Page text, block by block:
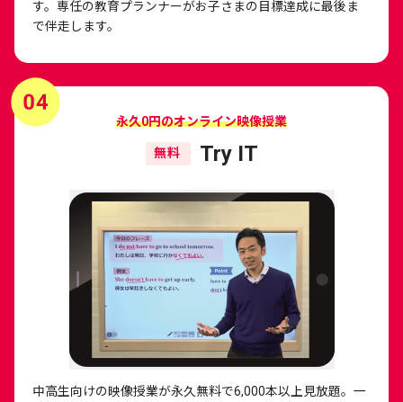
す。専任の教育プランナーがお子さまの目標達成に最後ま
で伴走します。
永久0円のオンライン映像授業
無料 Try IT
中高生向けの映像授業が永久無料で6,000本以上見放題。一